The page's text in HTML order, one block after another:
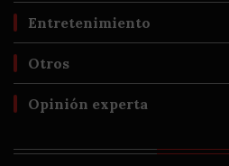
Entretenimiento
Otros
Opinión experta